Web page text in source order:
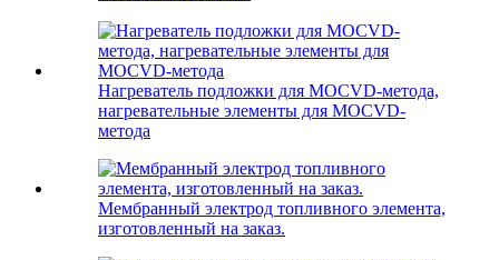
Нагреватель подложки для MOCVD-метода,
нагревательные элементы для MOCVD-
метода
Мембранный электрод топливного элемента,
изготовленный на заказ.